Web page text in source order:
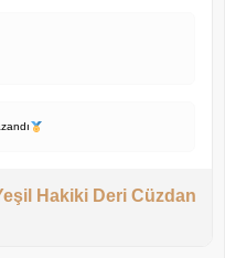
Hakiki Deri Cüzdan